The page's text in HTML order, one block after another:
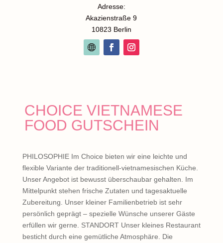
Adresse:
Akazienstraße 9
10823 Berlin
CHOICE VIETNAMESE
FOOD GUTSCHEIN
PHILOSOPHIE Im Choice bieten wir eine leichte und
flexible Variante der traditionell-vietnamesischen Küche.
Unser Angebot ist bewusst überschaubar gehalten. Im
Mittelpunkt stehen frische Zutaten und tagesaktuelle
Zubereitung. Unser kleiner Familienbetrieb ist sehr
persönlich geprägt – spezielle Wünsche unserer Gäste
erfüllen wir gerne. STANDORT Unser kleines Restaurant
besticht durch eine gemütliche Atmosphäre. Die